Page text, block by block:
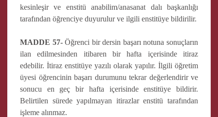
kesinleşir ve enstitü anabilim/anasanat dalı başkanlığı
tarafından öğrenciye duyurulur ve ilgili enstitüye bildirilir.
MADDE 57-Öğrenci bir dersin başarı notuna sonuçların
ilan edilmesinden itibaren bir hafta içerisinde itiraz
edebilir. İtiraz enstitüye yazılı olarak yapılır. İlgili öğretim
üyesi öğrencinin başarı durumunu tekrar değerlendirir ve
sonucu en geç bir hafta içerisinde enstitüye bildirir.
Belirtilen sürede yapılmayan itirazlar enstitü tarafından
işleme alınmaz.